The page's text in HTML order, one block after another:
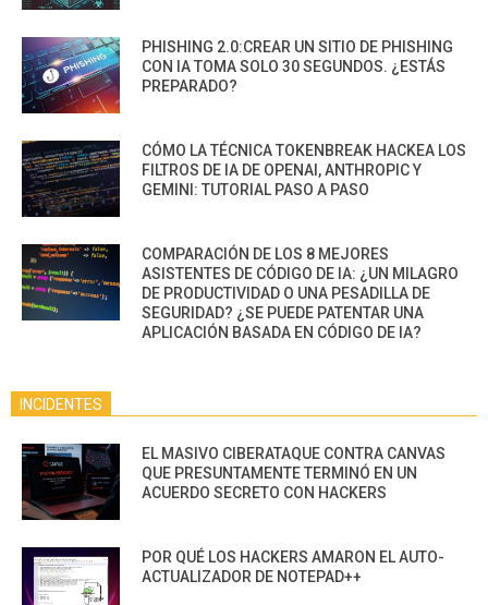
PHISHING 2.0:CREAR UN SITIO DE PHISHING
CON IA TOMA SOLO 30 SEGUNDOS. ¿ESTÁS
PREPARADO?
CÓMO LA TÉCNICA TOKENBREAK HACKEA LOS
FILTROS DE IA DE OPENAI, ANTHROPIC Y
GEMINI: TUTORIAL PASO A PASO
COMPARACIÓN DE LOS 8 MEJORES
ASISTENTES DE CÓDIGO DE IA: ¿UN MILAGRO
DE PRODUCTIVIDAD O UNA PESADILLA DE
SEGURIDAD? ¿SE PUEDE PATENTAR UNA
APLICACIÓN BASADA EN CÓDIGO DE IA?
INCIDENTES
EL MASIVO CIBERATAQUE CONTRA CANVAS
QUE PRESUNTAMENTE TERMINÓ EN UN
ACUERDO SECRETO CON HACKERS
POR QUÉ LOS HACKERS AMARON EL AUTO-
ACTUALIZADOR DE NOTEPAD++